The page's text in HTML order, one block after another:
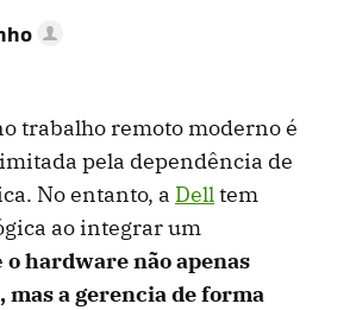
trabalho remoto moderno é
pela dependência de
No entanto, a Delltem
ao integrar um
o hardware não apenas
mas a gerencia de forma